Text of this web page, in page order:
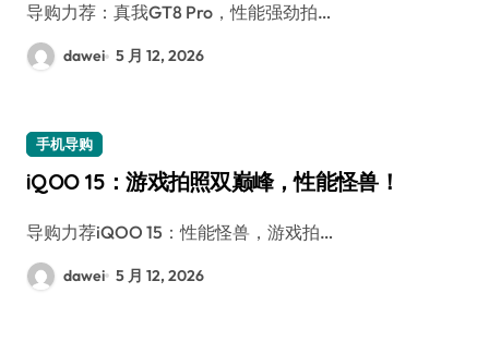
导购力荐：真我GT8 Pro，性能强劲拍…
dawei 5 月 12, 2026
手机导购
iQOO 15：游戏拍照双巅峰，性能怪兽！
导购力荐iQOO 15：性能怪兽，游戏拍…
dawei 5 月 12, 2026